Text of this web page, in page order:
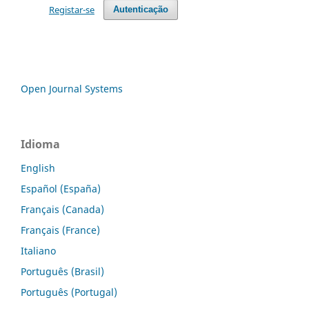
Autenticação
Registar-se
Open Journal Systems
Idioma
English
Español (España)
Français (Canada)
Français (France)
Italiano
Português (Brasil)
Português (Portugal)